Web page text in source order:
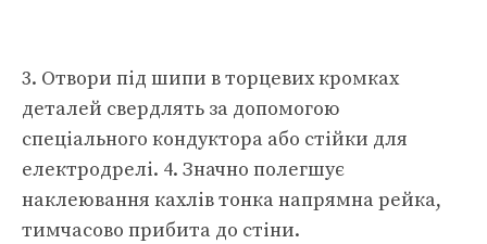
3. Отвори під шипи в торцевих кромках
деталей свердлять за допомогою
спеціального кондуктора або стійки для
електродрелі. 4. Значно полегшує
наклеювання кахлів тонка напрямна рейка,
тимчасово прибита до стіни.